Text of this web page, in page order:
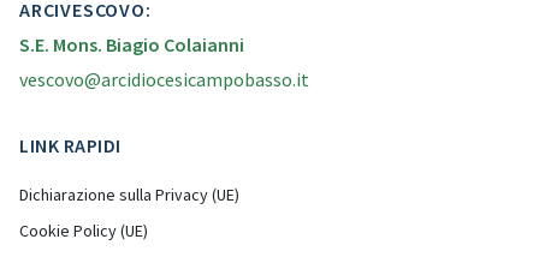
ARCIVESCOVO:
S.E. Mons. Biagio Colaianni
vescovo@arcidiocesicampobasso.it
LINK RAPIDI
Dichiarazione sulla Privacy (UE)
Cookie Policy (UE)